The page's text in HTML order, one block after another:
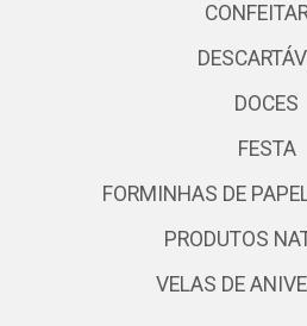
DOCES
FESTA
FORMINHAS DE
PRODUTOS
VELAS DE